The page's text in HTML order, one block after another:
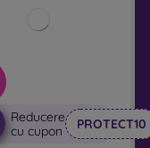
Reducere
cu cupon
PROTECT10